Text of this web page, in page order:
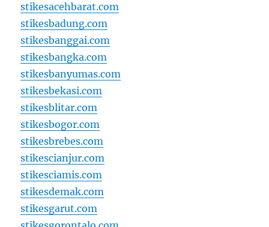
stikesacehbarat.com
stikesbadung.com
stikesbanggai.com
stikesbangka.com
stikesbanyumas.com
stikesbekasi.com
stikesblitar.com
stikesbogor.com
stikesbrebes.com
stikescianjur.com
stikesciamis.com
stikesdemak.com
stikesgarut.com